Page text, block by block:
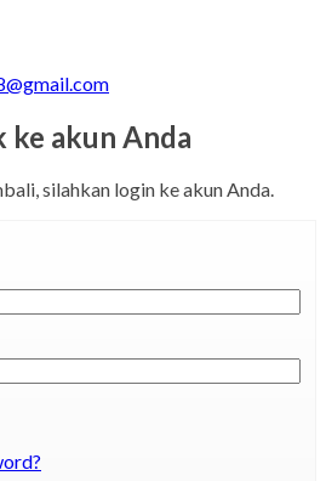
ke akun Anda
silahkan login ke akun Anda.